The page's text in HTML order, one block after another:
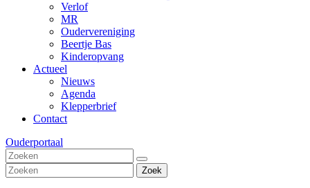
Verlof
MR
Oudervereniging
Beertje Bas
Kinderopvang
Actueel
Nieuws
Agenda
Klepperbrief
Contact
Ouderportaal
Zoek